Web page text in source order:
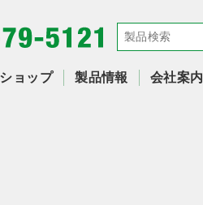
ョップ 製品情報 会社案内